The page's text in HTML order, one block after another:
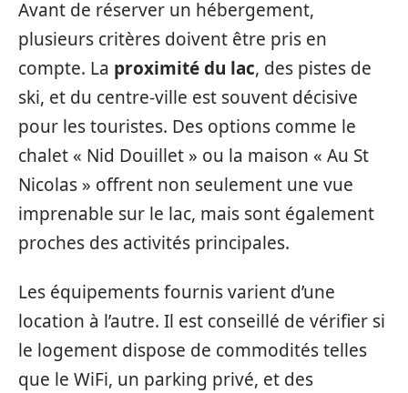
Avant de réserver un hébergement,
plusieurs critères doivent être pris en
compte. La proximité du lac, des pistes de
ski, et du centre-ville est souvent décisive
pour les touristes. Des options comme le
chalet « Nid Douillet » ou la maison « Au St
Nicolas » offrent non seulement une vue
imprenable sur le lac, mais sont également
proches des activités principales.
Les équipements fournis varient d’une
location à l’autre. Il est conseillé de vérifier si
le logement dispose de commodités telles
que le WiFi, un parking privé, et des